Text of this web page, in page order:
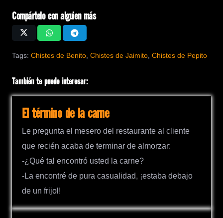
Compártelo con alguien más
Tags: Chistes de Benito Chistes de Jaimito Chistes de Pepito
También te puede interesar:
El término de la carne
Le pregunta el mesero del restaurante al cliente
que recién acaba de terminar de almorzar:
-¿Qué tal encontró usted la carne?
-La encontré de pura casualidad, ¡estaba debajo
de un frijol!